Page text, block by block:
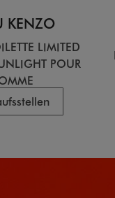
KENZO
LIMITED
POUR